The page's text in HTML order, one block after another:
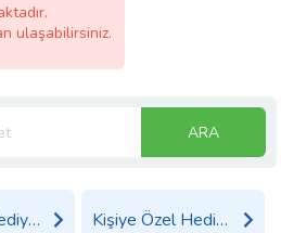
ulaşabilirsiniz.
ARA
Çok Satan Hediyeler Kişiye Özel Hediyeler